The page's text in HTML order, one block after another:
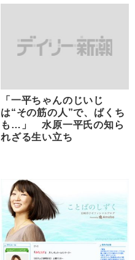
「一平ちゃんのじいじ
は“その筋の人”で、ばくち
も…」 水原一平氏の知ら
れざる生い立ち